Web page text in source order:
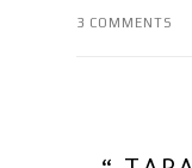
3 COMMENTS